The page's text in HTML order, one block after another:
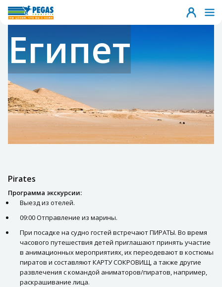
Египет
Pirates
Программа экскурсии:
Выезд из отелей.
09:00 Отправление из марины.
При посадке на судно гостей встречают ПИРАТЫ. Во время
часового путешествия детей приглашают принять участие
в анимационных мероприятиях, их переодевают в костюмы
пиратов и составляют КАРТУ СОКРОВИЩ, а также другие
развлечения с командой аниматоров/пиратов, например,
раскрашивание лица.